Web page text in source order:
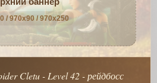
/ 970x90 / 970x250
Cletu - Level 42 - рейдбосс